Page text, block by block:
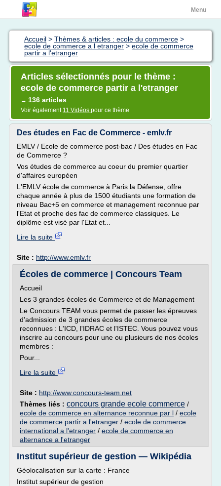
Menu
Accueil > Thèmes & articles : ecole du commerce >
ecole de commerce a l etranger > ecole de commerce
partir a l'etranger
Articles sélectionnés pour le thème :
ecole de commerce partir a l'etranger
→ 136 articles
Voir également 11 Vidéos pour ce thème
Des études en Fac de Commerce - emlv.fr
EMLV / Ecole de commerce post-bac / Des études en Fac
de Commerce ?
Vos études de commerce au coeur du premier quartier
d'affaires européen
L'EMLV école de commerce à Paris la Défense, offre
chaque année à plus de 1500 étudiants une formation de
niveau Bac+5 en commerce et management reconnue par
l'Etat et proche des fac de commerce classiques. Le
diplôme est visé par l'Etat et...
Lire la suite
Site : http://www.emlv.fr
Écoles de commerce | Concours Team
Accueil
Les 3 grandes écoles de Commerce et de Management
Le Concours TEAM vous permet de passer les épreuves
d'admission de 3 grandes écoles de commerce
reconnues : L'ICD, l'IDRAC et l'ISTEC. Vous pouvez vous
inscrire au concours pour une ou plusieurs de nos écoles
membres :
Pour...
Lire la suite
Site : http://www.concours-team.net
Thèmes liés : concours grande ecole commerce /
ecole de commerce en alternance reconnue par l / ecole
de commerce partir a l'etranger / ecole de commerce
international a l'etranger / ecole de commerce en
alternance a l'etranger
Institut supérieur de gestion — Wikipédia
Géolocalisation sur la carte : France
Institut supérieur de gestion